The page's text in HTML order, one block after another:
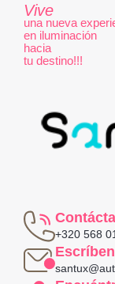
Vive
una nueva
en iluminación
hacia
tu destino!!!
+320 568